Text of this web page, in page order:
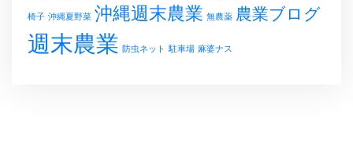
椅子 沖縄夏野菜 沖縄週末農業 無農薬 農業ブログ
週末農業 防虫ネット 駐車場 麻婆ナス